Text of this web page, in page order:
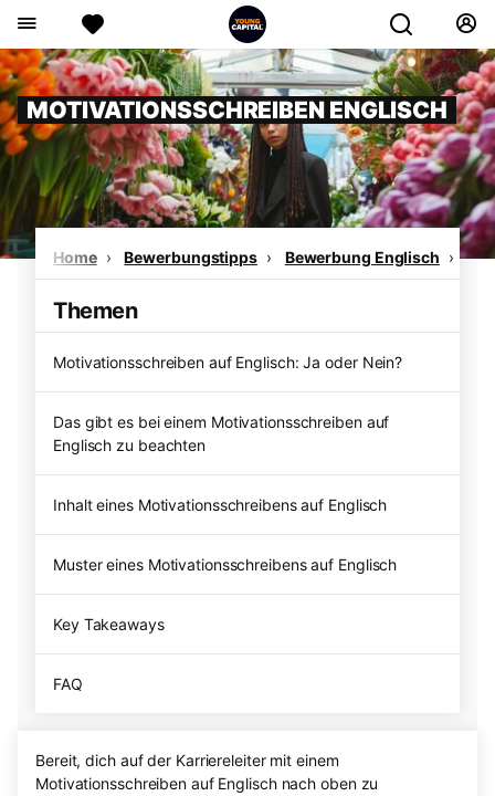
MOTIVATIONSSCHREIBEN ENGLISCH
Home Bewerbungstipps Bewerbung Englisch
Themen
Motivationsschreiben auf Englisch: Ja oder Nein?
Das gibt es bei einem Motivationsschreiben auf
Englisch zu beachten
Inhalt eines Motivationsschreibens auf Englisch
Muster eines Motivationsschreibens auf Englisch
Key Takeaways
FAQ
Bereit, dich auf der Karriereleiter mit einem
Motivationsschreiben auf Englisch nach oben zu